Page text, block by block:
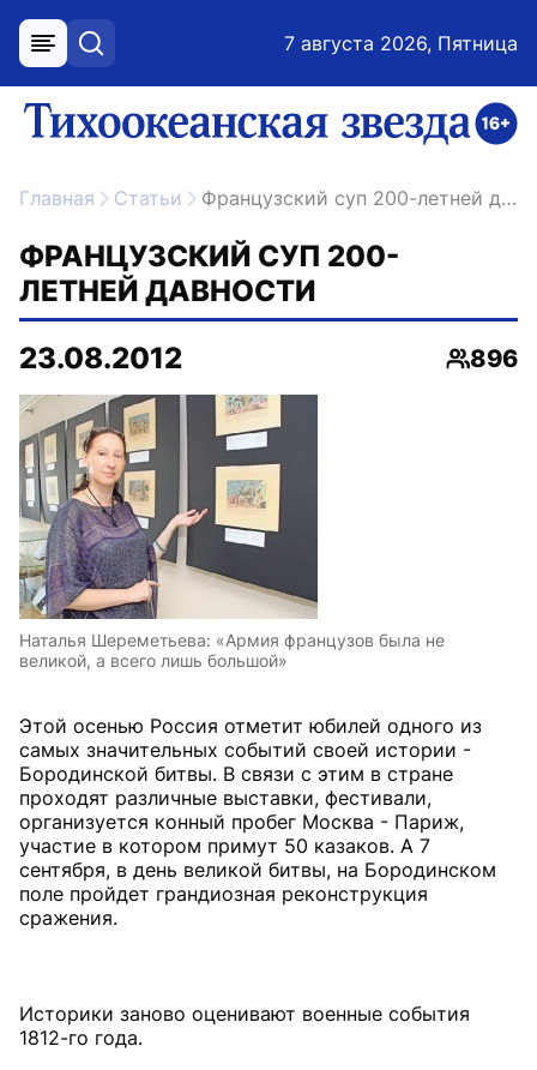
меню поиск 7 августа 2026, Пятница
ссылка на главную
Главная Статьи Французский суп 200-летней давности
ФРАНЦУЗСКИЙ СУП 200-
ЛЕТНЕЙ ДАВНОСТИ
23.08.2012
896
Наталья Шереметьева: «Армия французов была не
великой, а всего лишь большой»
Этой осенью Россия отметит юбилей одного из
самых значительных событий своей истории -
Бородинской битвы. В связи с этим в стране
проходят различные выставки, фестивали,
организуется конный пробег Москва - Париж,
участие в котором примут 50 казаков. А 7
сентября, в день великой битвы, на Бородинском
поле пройдет грандиозная реконструкция
сражения.
Историки заново оценивают военные события
1812-го года.